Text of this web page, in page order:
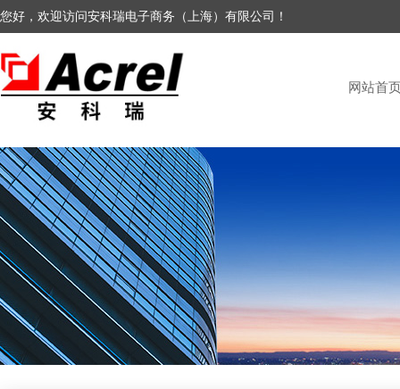
您好，欢迎访问安科瑞电子商务（上海）有限公司！
网站首